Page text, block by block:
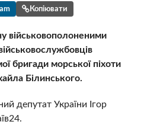
Копіювати
військовополоненими
бригади морської піхоти
Білинського.
депутат України Ігор